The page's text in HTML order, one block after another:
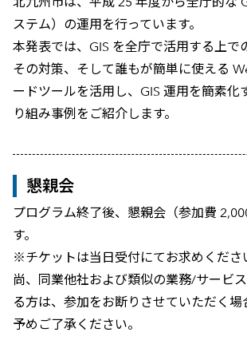
ステム）の運用を行っています。
本発表では、GIS を全庁で活用する上で
その対策、そして誰もが簡単に使える
ードツールを活用し、GIS 運用を簡素化
り組み事例をご紹介します。
懇親会
プログラム終了後、懇親会（参加費
す。
※チケットは当日受付にてお求めくださ
尚、同業他社および類似の業務/サービ
る方は、参加をお断りさせていただく場
予めご了承ください。